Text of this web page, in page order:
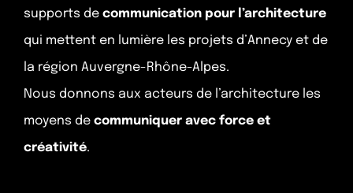
supports de communication pour l’architecture
qui mettent en lumière les projets d’Annecy et de
la région Auvergne-Rhône-Alpes.
Nous donnons aux acteurs de l’architecture les
moyens de communiquer avec force et
créativité.
Projets
Expertises